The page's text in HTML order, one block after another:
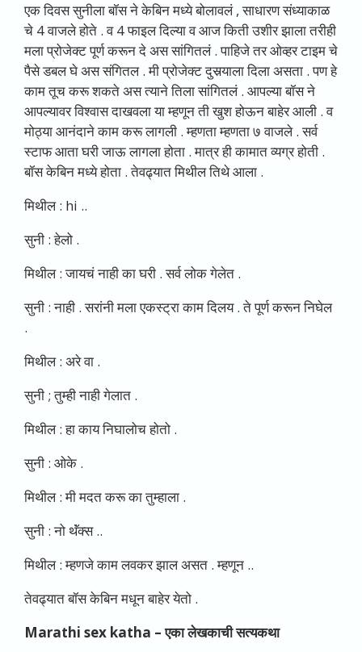
एक दिवस सुनीला बॉस ने केबिन मध्ये बोलावलं , साधारण संध्याकाळ
चे 4 वाजले होते . व 4 फाइल दिल्या व आज किती उशीर झाला तरीही
मला प्रोजेक्ट पूर्ण करून दे अस सांगितलं . पाहिजे तर ओव्हर टाइम चे
पैसे डबल घे अस संगितल . मी प्रोजेक्ट दुसर्‍याला दिला असता . पण हे
काम तूच करू शकते अस त्याने तिला सांगितलं . आपल्या बॉस ने
आपल्यावर विश्वास दाखवला या म्हणून ती खुश होऊन बाहेर आली . व
मोठ्या आनंदाने काम करू लागली . म्हणता म्हणता ७ वाजले . सर्व
स्टाफ आता घरी जाऊ लागला होता . मात्र ही कामात व्यग्र होती .
बॉस केबिन मध्ये होता . तेवढ्यात मिथील तिथे आला .
मिथील : hi ..
सुनी : हेलो .
मिथील : जायचं नाही का घरी . सर्व लोक गेलेत .
सुनी : नाही . सरांनी मला एकस्ट्रा काम दिलय . ते पूर्ण करून निघेल
.
मिथील : अरे वा .
सुनी ; तुम्ही नाही गेलात .
मिथील : हा काय निघालोच होतो .
सुनी : ओके .
मिथील : मी मदत करू का तुम्हाला .
सुनी : नो थॅंक्स ..
मिथील : म्हणजे काम लवकर झाल असत . म्हणून ..
तेवढ्यात बॉस केबिन मधून बाहेर येतो .
Marathi sex katha –एका लेखकाची सत्यकथा